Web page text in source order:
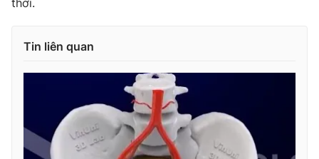
Ðiện thoại Thời báo VTV:
Liên hệ quảng cáo:
thời.
Tin liên quan